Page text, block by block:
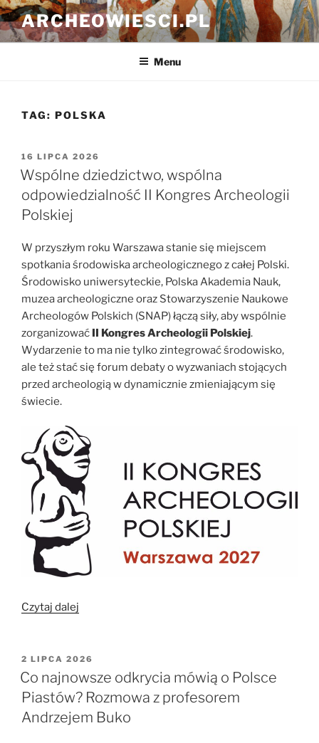
Przejdź
do
treści
ARCHEOWIESCI.PL
Menu
TAG: POLSKA
OPUBLIKOWANE
W
16 LIPCA 2026
Wspólne dziedzictwo, wspólna
odpowiedzialność II Kongres Archeologii
Polskiej
W przyszłym roku Warszawa stanie się miejscem
spotkania środowiska archeologicznego z całej Polski.
Środowisko uniwersyteckie, Polska Akademia Nauk,
muzea archeologiczne oraz Stowarzyszenie Naukowe
Archeologów Polskich (SNAP) łączą siły, aby wspólnie
zorganizować II Kongres Archeologii Polskiej.
Wydarzenie to ma nie tylko zintegrować środowisko,
ale też stać się forum debaty o wyzwaniach stojących
przed archeologią w dynamicznie zmieniającym się
świecie.
Czytaj dalej
odpowiedzialność
II
Kongres
Archeologii
Polskiej”
OPUBLIKOWANE
W
2 LIPCA 2026
Co najnowsze odkrycia mówią o Polsce
Piastów? Rozmowa z profesorem
Andrzejem Buko